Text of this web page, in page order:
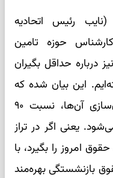
رئیس اتحادیه
حوزه تامین
درباره حداقل بگیران
این بیان شده که
در صندوق کشوری و در همسان‌سازی آن‌ها، نسبت ۹۰
یعنی اگر در تراز
امروز را بگیرد، با
بازنشستگی بهره‌مند